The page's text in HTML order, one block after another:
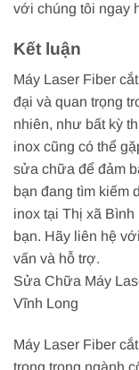
với chúng tôi ngay
Kết luận
Máy Laser Fiber
đại và quan trọng
nhiên, như bất kỳ
inox cũng có thể
sửa chữa để đảm
bạn đang tìm kiếm
inox tại Thị xã
bạn. Hãy liên hệ
vấn và hỗ trợ.
Sửa Chữa Máy
Vĩnh Long
Máy Laser Fiber